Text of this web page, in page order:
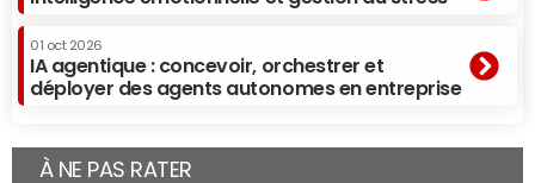
01 oct 2026
IA agentique : concevoir, orchestrer et
déployer des agents autonomes en entreprise
À NE PAS RATER